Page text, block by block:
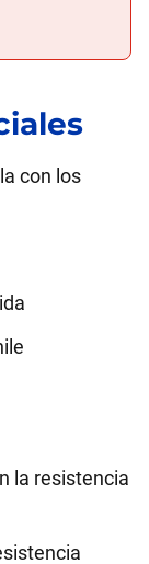
con los
la resistencia